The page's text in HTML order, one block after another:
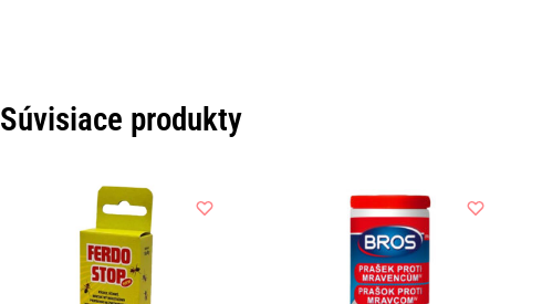
Súvisiace produkty